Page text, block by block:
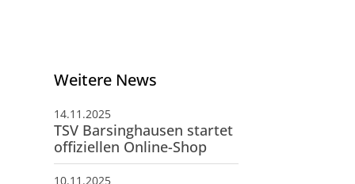
Weitere News
14.11.2025
TSV Barsinghausen startet
offiziellen Online-Shop
10.11.2025